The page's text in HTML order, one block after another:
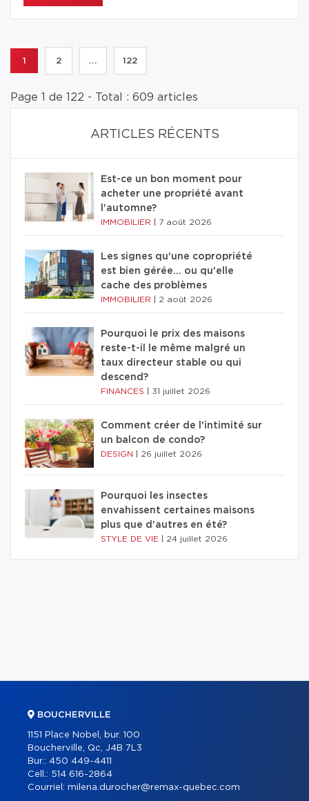
1 2 ... 122
Page 1 de 122 - Total : 609 articles
ARTICLES RÉCENTS
Est-ce un bon moment pour
acheter une propriété avant
l'automne?
IMMOBILIER 7 août 2026
Les signes qu'une copropriété
est bien gérée… ou qu'elle
cache des problèmes
IMMOBILIER 2 août 2026
Pourquoi le prix des maisons
reste-t-il le même malgré un
taux directeur stable ou qui
descend?
FINANCES 31 juillet 2026
Comment créer de l'intimité sur
un balcon de condo?
DESIGN 26 juillet 2026
Pourquoi les insectes
envahissent certaines maisons
plus que d'autres en été?
STYLE DE VIE 24 juillet 2026
BOUCHERVILLE
1151 Place Nobel, bur. 100
Boucherville, Qc, J4B 7L3
Bur.: 450 449-4411
Cell.: 514 616-2864
Courriel: milena.durocher@remax-quebec.com